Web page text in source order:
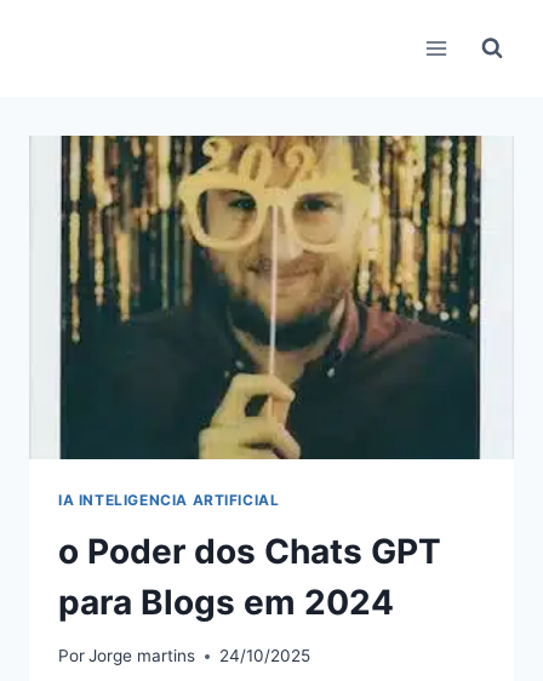
IA INTELIGENCIA ARTIFICIAL
o Poder dos Chats GPT
para Blogs em 2024
PorJorge martins 24/10/2025